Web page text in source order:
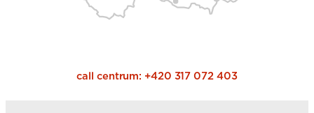
call centrum: +420 317 072 403